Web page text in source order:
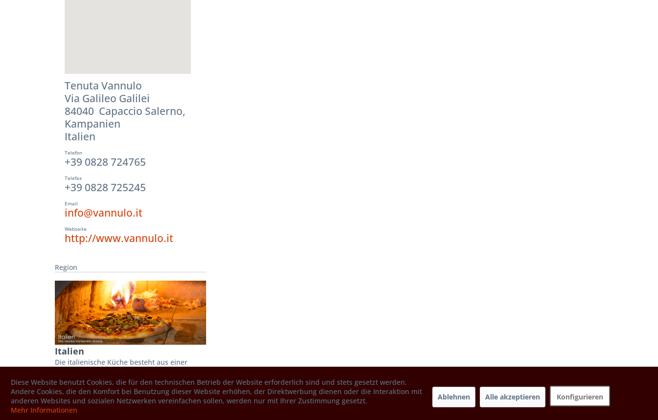
Tenuta Vannulo
Via Galileo Galilei
84040 Capaccio Salerno,
Kampanien
Italien
Telefon
+39 0828 724765
Telefax
+39 0828 725245
Email
info@vannulo.it
Webseite
http://www.vannulo.it
Region
Italien
Die italienische Küche besteht aus einer
durch die geografische Lage und eine lange
Kochtradition kann sie auf eine...
Diese Website benutzt Cookies, die für den technischen Betrieb der Website erforderlich sind und stets gesetzt werden.
Andere Cookies, die den Komfort bei Benutzung dieser Website erhöhen, der Direktwerbung dienen oder die Interaktion mit
anderen Websites und sozialen Netzwerken vereinfachen sollen, werden nur mit Ihrer Zustimmung gesetzt.
Mehr Informationen
Ablehnen Alle akzeptieren Konfigurieren